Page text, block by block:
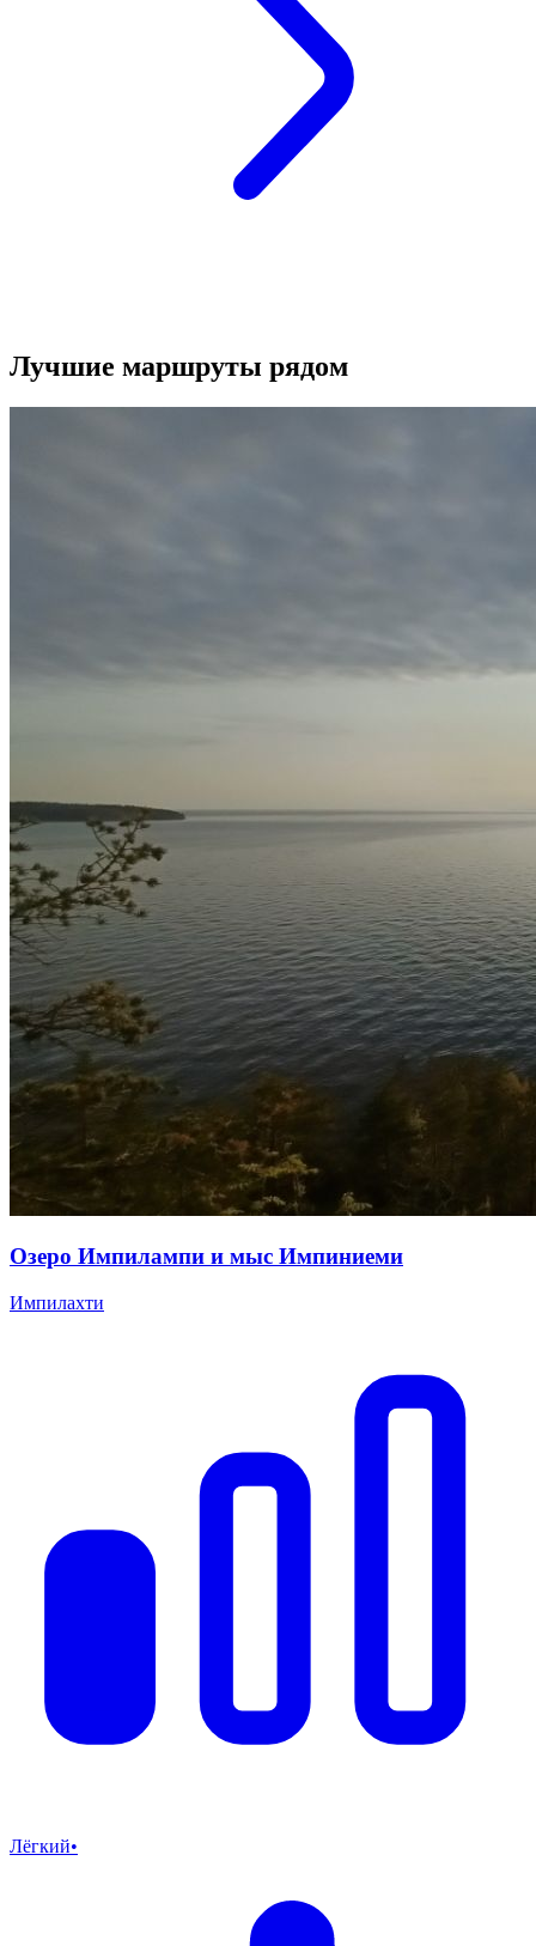
Лучшие маршруты рядом
Озеро Импилампи и мыс Импиниеми
Импилахти
Лёгкий•